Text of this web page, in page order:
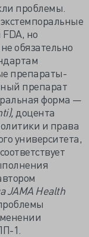
проблемы.
но
обязательно
препараты-
препарат
форма —
доцента
и права
университета,
JAMA Health
1.